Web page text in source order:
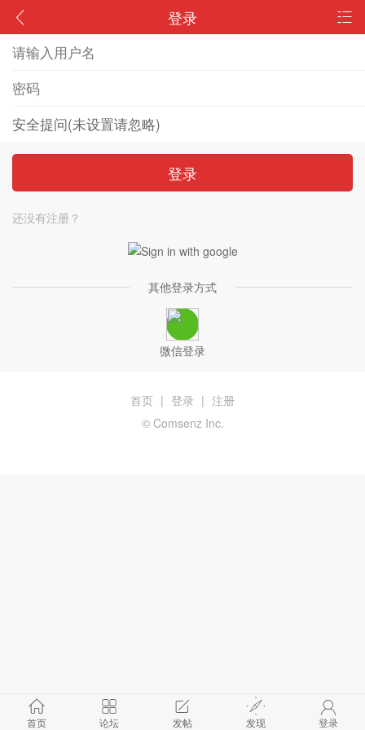
登录
登录
还没有注册？
其他登录方式
微信登录
首页 论坛 发帖 发现 登录
首页 | 登录 | 注册
© Comsenz Inc.